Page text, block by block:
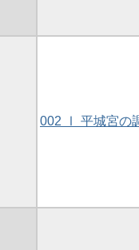
002 Ⅰ 平城宮の